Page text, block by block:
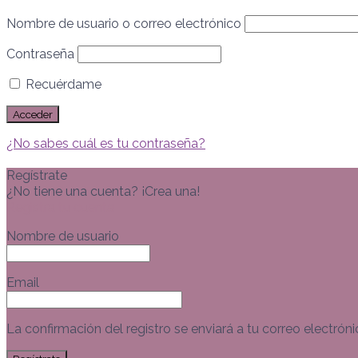
Nombre de usuario o correo electrónico
Contraseña
Recuérdame
¿No sabes cuál es tu contraseña?
Regístrate
¿No tiene una cuenta? ¡Crea una!
Nombre de usuario
Email
La confirmación del registro se enviará a tu correo